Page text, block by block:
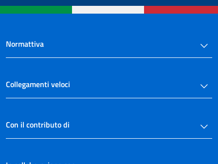
Normattiva
Collegamenti veloci
Con il contributo di